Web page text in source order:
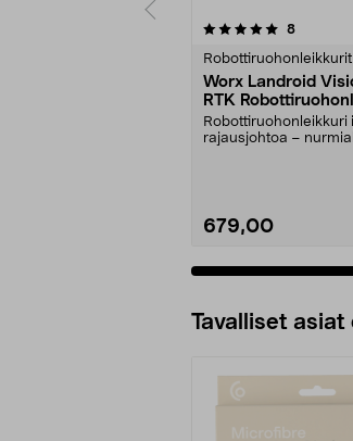
8arvostelut
Robottiruohonleikkurit
Worx Landroid
RTK
300 m2
Robottiruohonleikkuri
rajausjohtoa –
679,00
5.0 viidestä
Tavalliset